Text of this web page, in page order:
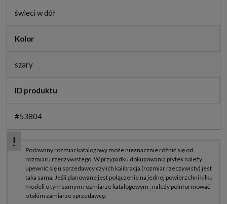
świeci w dół
Kolor
szary
ID produktu
#53804